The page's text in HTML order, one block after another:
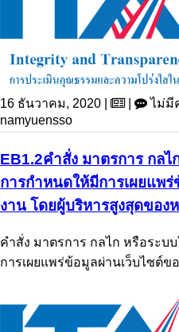
16 ธันวาคม, 2020 | | ไม่มี
namyuensso
EB1.2คำสั่ง มาตรการ กล
การกำหนดให้มีการเผยแพ
งาน โดยผู้บริหารสูงสุดของ
คำสั่ง มาตรการ กลไก หรือระบ
การเผยแพร่ข้อมูลผ่านเว็บไซต์ข